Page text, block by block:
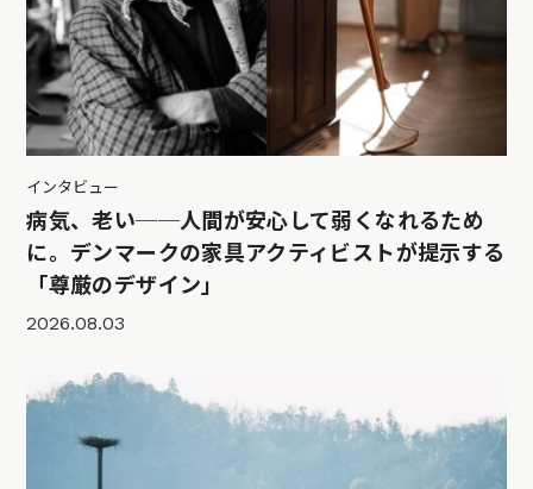
インタビュー
病気、老い──人間が安心して弱くなれるため
に。デンマークの家具アクティビストが提示する
「尊厳のデザイン」
2026.08.03